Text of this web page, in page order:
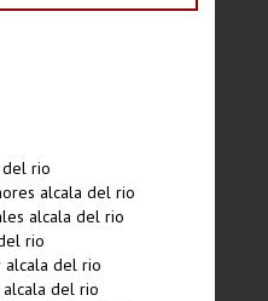
rio
alcala del rio
alcala del rio
rio
alcala del rio
alcala del rio